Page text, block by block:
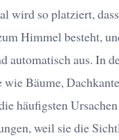
wird so platziert,
Himmel besteht,
automatisch aus. In
wie Bäume,
häufigsten
weil sie die